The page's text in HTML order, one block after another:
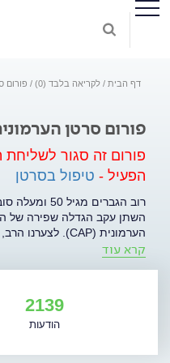
דף הבית לקריאה בלבד (0) פורום
פורום סרטן
פורום זה סגור לשליחת
הפעיל - טיפול בסרטן
רוב הגברים
אנו נתקלים בשתי המחלות
איש עקב סרטן הערמונית.
על-ידי תזונה נכונה, לגלותה
הראשונים של המחלה. הגילוי
הערמונית מאד שכיח. זו
קרא עוד
2139
הודעות